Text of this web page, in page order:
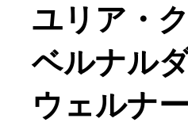
ユリア・
ベルナル
ウェルナ